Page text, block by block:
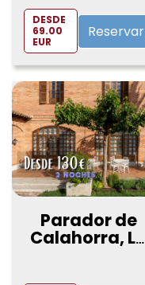
DESDE
69.00
EUR
Reservar
Parador de
Calahorra, La